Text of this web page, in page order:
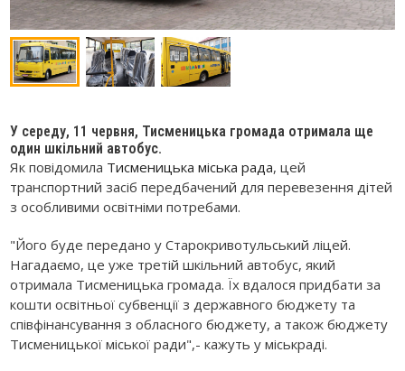
У середу, 11 червня, Тисменицька громада отримала ще
один шкільний автобус.
Як повідомила Тисменицька міська рада, цей
транспортний засіб передбачений для перевезення дітей
з особливими освітніми потребами.
"Його буде передано у Старокривотульський ліцей.
Нагадаємо, це уже третій шкільний автобус, який
отримала Тисменицька громада. Їх вдалося придбати за
кошти освітньої субвенції з державного бюджету та
співфінансування з обласного бюджету, а також бюджету
Тисменицької міської ради",- кажуть у міськраді.